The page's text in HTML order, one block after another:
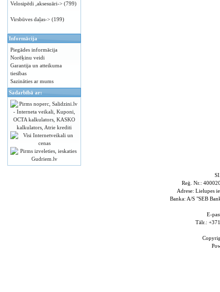
Velosipēdi ,aksesuāri-> (799)
Virsbūves daļas-> (199)
Informācija
Piegādes informācija
Norēķinu veidi
Garantija un atteikuma
tiesības
Sazināties ar mums
Sadarbībā ar:
Reģ. Nr.:
Adrese: Lielupes
Banka: A/S "SEB
E-
Tālr.: